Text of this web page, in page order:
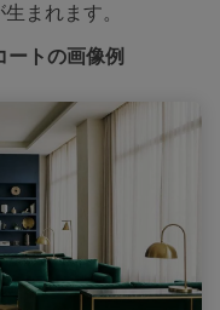
まれます。
トの画像例